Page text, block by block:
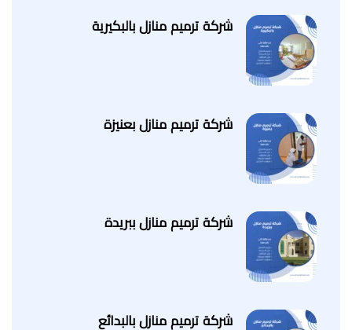
شركة ترميم منازل بالبكيرية
شركة ترميم منازل بعنيزة
شركة ترميم منازل ببريدة
شركة ترميم منازل بالبدائع